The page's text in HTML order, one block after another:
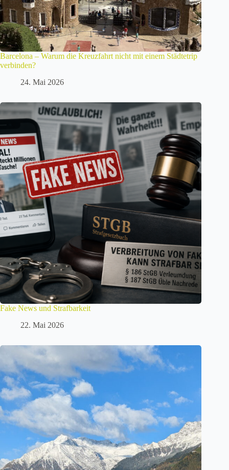
Barcelona – Warum die Kreuzfahrt nicht mit einem Städtetrip
verbinden?
24. Mai 2026
Fake News und Strafbarkeit
22. Mai 2026